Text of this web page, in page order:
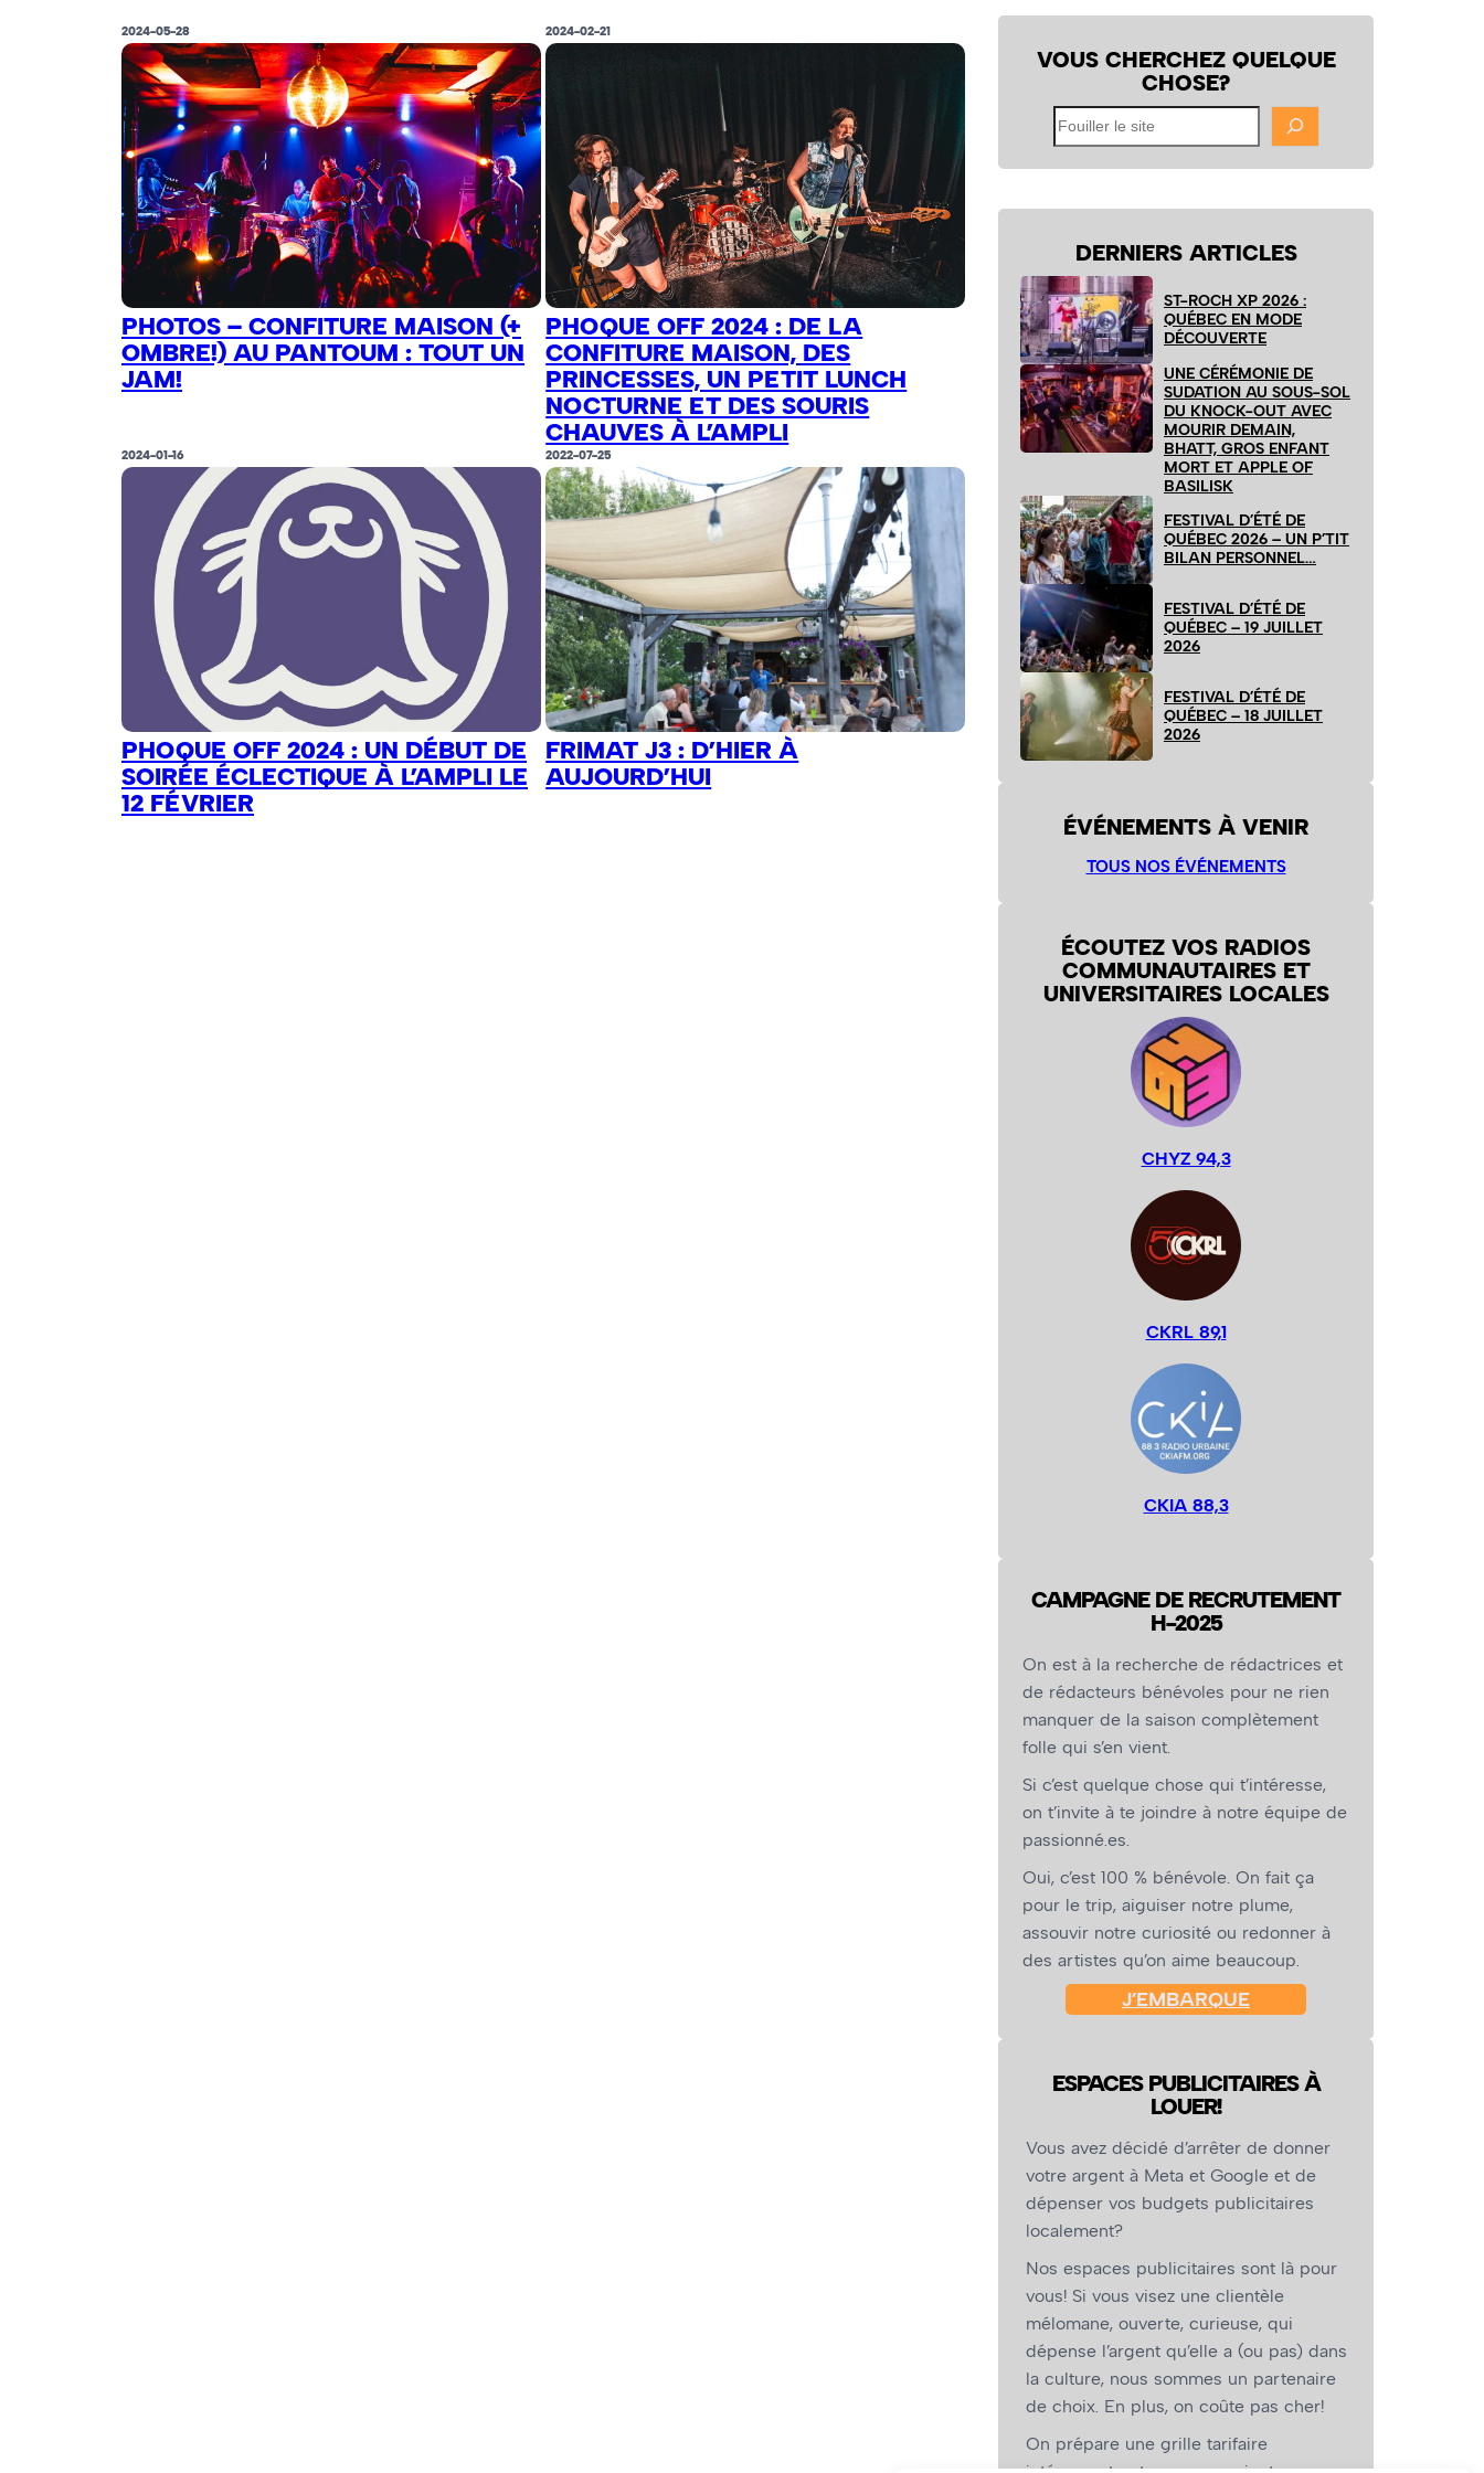
2024-05-28
PHOTOS – CONFITURE MAISON (+
OMBRE!) AU PANTOUM : TOUT UN
JAM!
2024-02-21
PHOQUE OFF 2024 : DE LA
CONFITURE MAISON, DES
PRINCESSES, UN PETIT LUNCH
NOCTURNE ET DES SOURIS
CHAUVES À L’AMPLI
2024-01-16
PHOQUE OFF 2024 : UN DÉBUT DE
SOIRÉE ÉCLECTIQUE À L’AMPLI LE
12 FÉVRIER
2022-07-25
FRIMAT J3 : D’HIER À
AUJOURD’HUI
VOUS CHERCHEZ QUELQUE
CHOSE?
Fouiller
le
site
DERNIERS ARTICLES
ST-ROCH XP 2026 :
QUÉBEC EN MODE
DÉCOUVERTE
UNE CÉRÉMONIE DE
SUDATION AU SOUS-SOL
DU KNOCK-OUT AVEC
MOURIR DEMAIN,
BHATT, GROS ENFANT
MORT ET APPLE OF
BASILISK
FESTIVAL D’ÉTÉ DE
QUÉBEC 2026 – UN P’TIT
BILAN PERSONNEL…
FESTIVAL D’ÉTÉ DE
QUÉBEC – 19 JUILLET
2026
FESTIVAL D’ÉTÉ DE
QUÉBEC – 18 JUILLET
2026
ÉVÉNEMENTS À VENIR
TOUS NOS ÉVÉNEMENTS
ÉCOUTEZ VOS RADIOS
COMMUNAUTAIRES ET
UNIVERSITAIRES LOCALES
CHYZ 94,3
CKRL 89,1
CKIA 88,3
CAMPAGNE DE RECRUTEMENT
H-2025
On est à la recherche de rédactrices et
de rédacteurs bénévoles pour ne rien
manquer de la saison complètement
folle qui s’en vient.
Si c’est quelque chose qui t’intéresse,
on t’invite à te joindre à notre équipe de
passionné.es.
Oui, c’est 100 % bénévole. On fait ça
pour le trip, aiguiser notre plume,
assouvir notre curiosité ou redonner à
des artistes qu’on aime beaucoup.
J’EMBARQUE
ESPACES PUBLICITAIRES À
LOUER!
Vous avez décidé d’arrêter de donner
votre argent à Meta et Google et de
dépenser vos budgets publicitaires
localement?
Nos espaces publicitaires sont là pour
vous! Si vous visez une clientèle
mélomane, ouverte, curieuse, qui
dépense l’argent qu’elle a (ou pas) dans
la culture, nous sommes un partenaire
de choix. En plus, on coûte pas cher!
On prépare une grille tarifaire